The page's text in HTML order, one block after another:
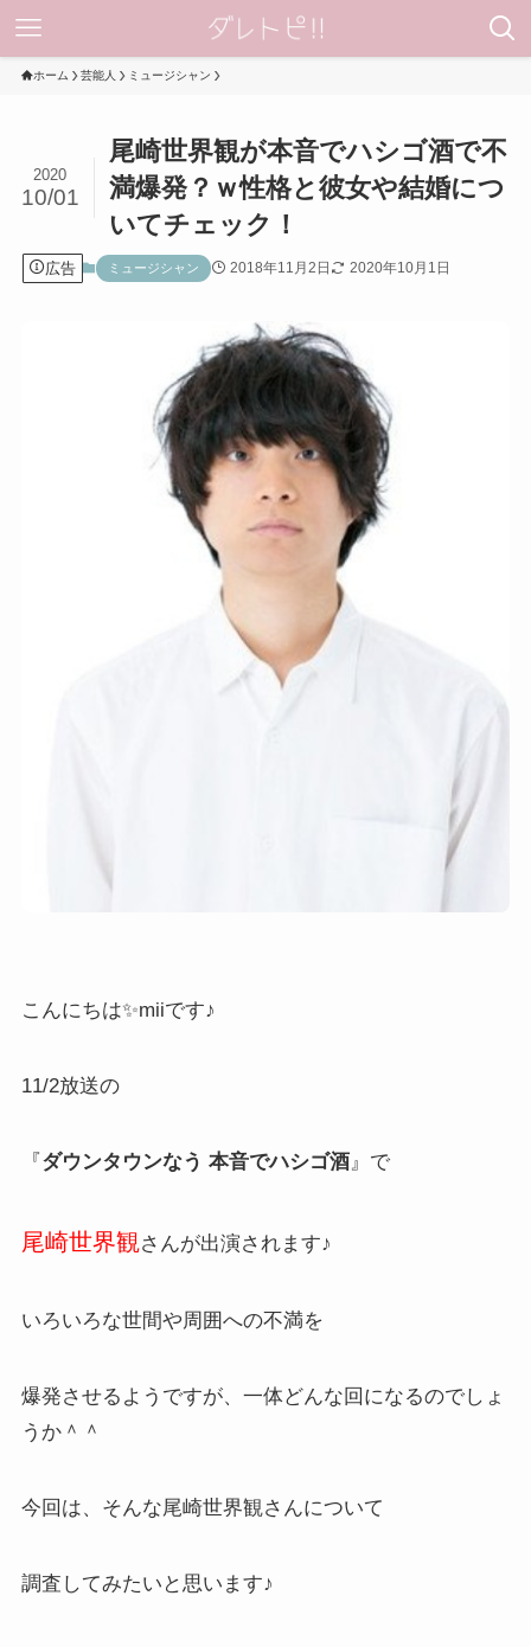
ホーム 芸能人 ミュージシャン
尾崎世界観が本音でハシゴ酒で不
満爆発？ｗ性格と彼女や結婚につ
いてチェック！
2020
10/01
広告 ミュージシャン 2018年11月2日 2020年10月1日
こんにちは✨miiです♪
11/2放送の
『 ダウンタウンなう 本音でハシゴ酒』で
尾崎世界観さんが出演されます♪
いろいろな世間や周囲への不満を
爆発させるようですが、一体どんな回になるのでしょ
うか＾＾
今回は、そんな尾崎世界観さんについて
調査してみたいと思います♪